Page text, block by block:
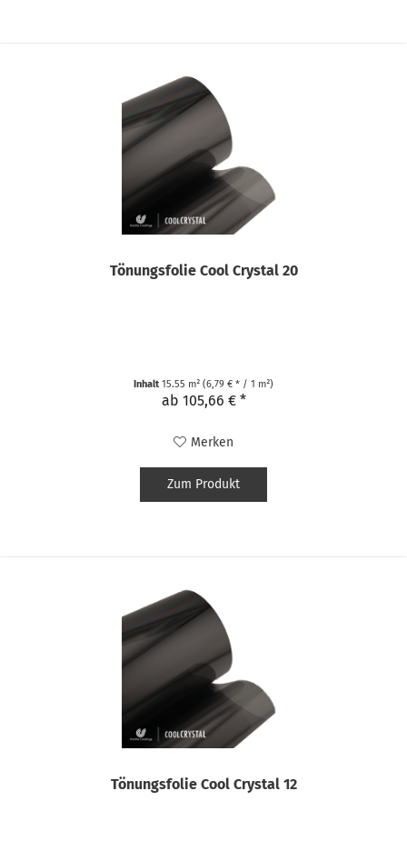
Tönungsfolie Cool Crystal 20
Inhalt15.55 m²(6,79 € * / 1 m²)
ab 105,66 € *
Merken
Zum Produkt
Tönungsfolie Cool Crystal 12